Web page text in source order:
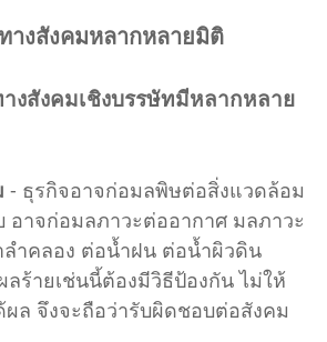
างสังคมหลากหลายมิติ
งสังคมเชิงบรรษัทมีหลากหลาย
- ธุรกิจอาจก่อมลพิษต่อสิ่งแวดล้อม
อาจก่อมลภาวะต่ออากาศ มลภาวะ
ลำคลอง ต่อน้ำฝน ต่อน้ำผิวดิน
ร้ายเช่นนี้ต้องมีวิธีป้องกัน ไม่ให้
ผล จึงจะถือว่ารับผิดชอบต่อสังคม